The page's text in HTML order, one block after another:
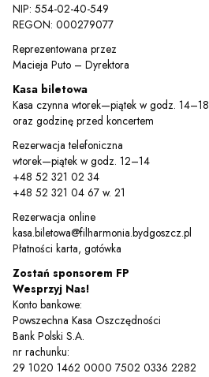
NIP: 554-02-40-549
REGON: 000279077
Reprezentowana przez
Macieja Puto – Dyrektora
Kasa biletowa
Kasa czynna wtorek—piątek w godz. 14–18
oraz godzinę przed koncertem
Rezerwacja telefoniczna
wtorek—piątek w godz. 12–14
+48 52 321 02 34
+48 52 321 04 67 w. 21
Rezerwacja online
kasa.biletowa@filharmonia.bydgoszcz.pl
Płatności karta, gotówka
Zostań sponsorem FP
Wesprzyj Nas!
Konto bankowe:
Powszechna Kasa Oszczędności
Bank Polski S.A.
nr rachunku:
29 1020 1462 0000 7502 0336 2282